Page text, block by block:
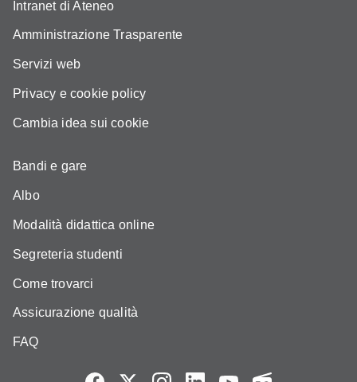
Intranet di Ateneo
Amministrazione Trasparente
Servizi web
Privacy e cookie policy
Cambia idea sui cookie
Bandi e gare
Albo
Modalità didattica online
Segreteria studenti
Come trovarci
Assicurazione qualità
FAQ